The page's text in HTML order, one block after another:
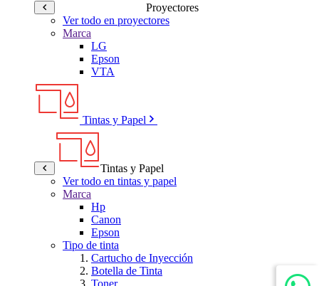
Proyectores
Ver todo en proyectores
Marca
LG
Epson
VTA
Tintas y Papel
Tintas y Papel
Ver todo en tintas y papel
Marca
Hp
Canon
Epson
Tipo de tinta
Cartucho de Inyección
Botella de Tinta
Toner